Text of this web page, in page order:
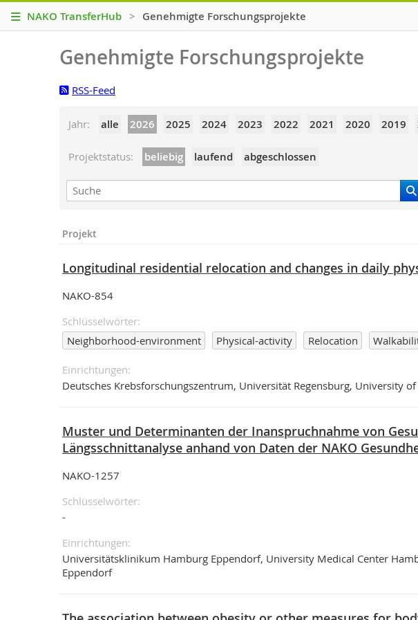
NAKO TransferHub > Genehmigte Forschungsprojekte
Genehmigte Forschungsprojekte
RSS-Feed
Jahr alle 2026 2025 2024 2023 2022 2021 2020 2019
Projektstatus beliebig laufend abgeschlossen
Projekt
Longitudinal residential relocation and changes in daily
NAKO-854
Schlüsselwörter
Neighborhood-environment
Physical-activity Relocation
Einrichtungen
Deutsches Krebsforschungszentrum, Universität Regensburg, University
Muster und Determinanten der Inanspruchnahme von
Längsschnittanalyse anhand von Daten der NAKO
NAKO-1257
Schlüsselwörter
-
Einrichtungen
Universitätsklinikum Hamburg Eppendorf, University Medical Center
Eppendorf